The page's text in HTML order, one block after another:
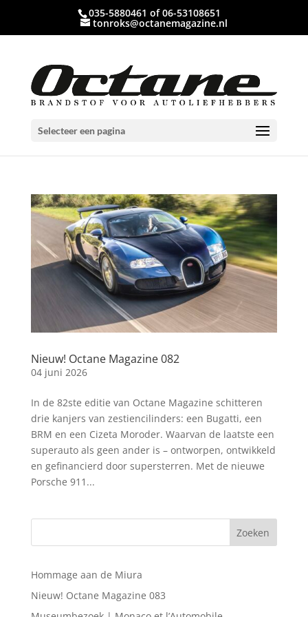
035-5880461 of 06-53108651
tonroks@octanemagazine.nl
Selecteer een pagina
Nieuw! Octane Magazine 082
04 juni 2026
In de 82ste editie van Octane Magazine schitteren
drie kanjers van zestiencilinders: een Bugatti, een
BRM en een Cizeta Moroder. Waarvan de laatste een
superauto als geen ander is – ontworpen, ontwikkeld
en gefinancierd door supersterren. Met de nieuwe
Porsche 911...
Hommage aan de Miura
Nieuw! Octane Magazine 083